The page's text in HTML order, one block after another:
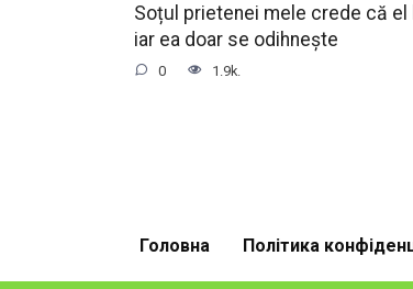
Soțul prietenei mele crede că el
iar ea doar se odihnește
0 1.9k.
Головна Політика